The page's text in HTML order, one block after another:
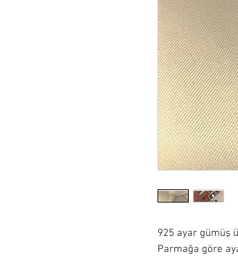
925 ayar gümüş
Parmağa göre